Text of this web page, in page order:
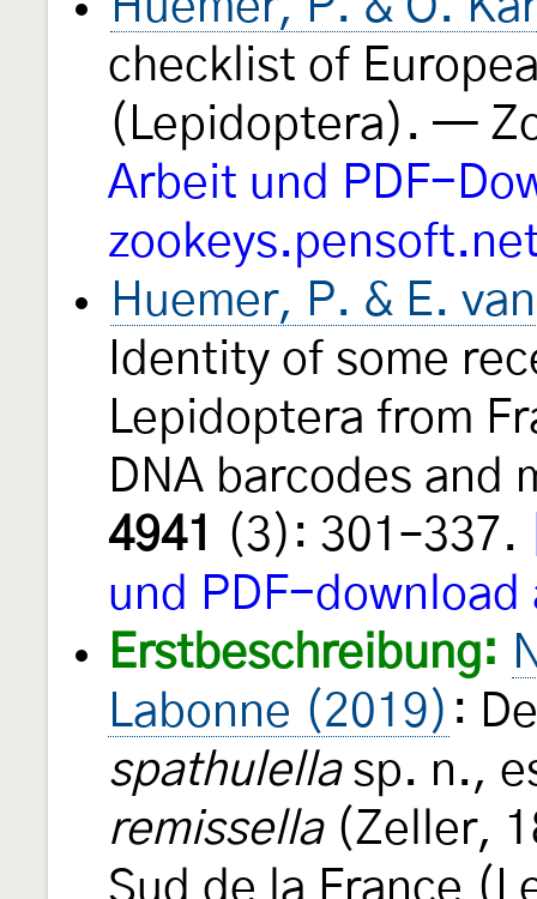
checklist of
(Lepidoptera). —
Arbeit und PDF-
Huemer, P. & E.
Identity of some
Lepidoptera from
DNA barcodes
4941
(3): 301–337.
und PDF-
Erstbeschreibung:
Labonne (2019) :
spathulellasp. n.,
remissella(Zeller,
Sud de la France